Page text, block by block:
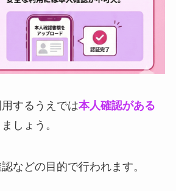
するうえでは本人確認がある
しょう。
などの目的で行われます。